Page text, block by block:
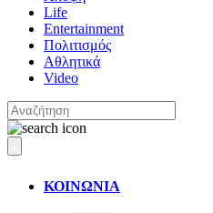
Life
Entertainment
Πολιτισμός
Αθλητικά
Video
ΚΟΙΝΩΝΙΑ